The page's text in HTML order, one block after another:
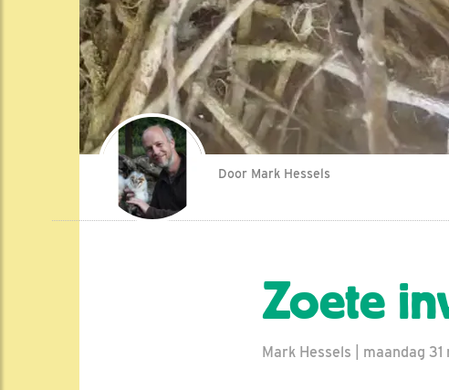
Door Mark Hessels
Zoete
Mark Hessels | maandag 31